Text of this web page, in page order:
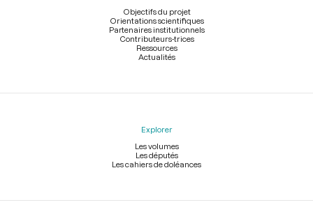
Objectifs du projet
Orientations scientifiques
Partenaires institutionnels
Contributeurs-trices
Ressources
Actualités
Explorer
Les volumes
Les députés
Les cahiers de doléances